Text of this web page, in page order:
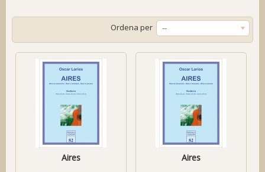
Ordena per --
Aires Aires